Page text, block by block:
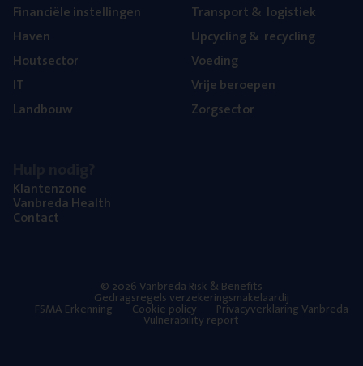
Finan­ci­ë­le instellingen
Haven
Hout­sec­tor
IT
Land­bouw
Trans­port& logistiek
Upcy­cling& recycling
Voe­ding
Vrije beroe­pen
Zorg­sec­tor
Klan­ten­zo­ne
Van­b­re­da Health
Con­tact
© 2026 Vanbreda Risk & Benefits
Gedragsregels verzekeringsmakelaardij
FSMA Erkenning Cookie policy Privacyverklaring Vanbreda
Vulnerability report